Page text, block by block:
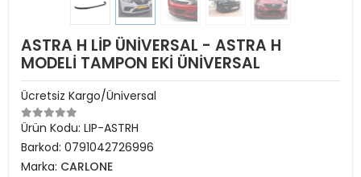
ASTRA H LİP ÜNİVERSAL - ASTRA H
MODELİ TAMPON EKİ ÜNİVERSAL
Ücretsiz Kargo/Üniversal
Ürün Kodu: LIP-ASTRH
Barkod: 0791042726996
Marka: CARLONE